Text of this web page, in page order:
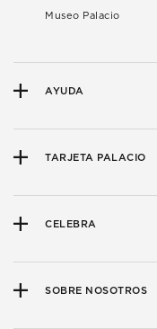
Museo Palacio
AYUDA
TARJETA PALACIO
CELEBRA
SOBRE NOSOTROS